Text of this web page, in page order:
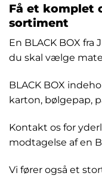
Få et komplet
sortiment
En BLACK BOX
du skal vælge
BLACK BOX
karton, bølgepap,
Kontakt os for
modtagelse af en
Vi fører også et